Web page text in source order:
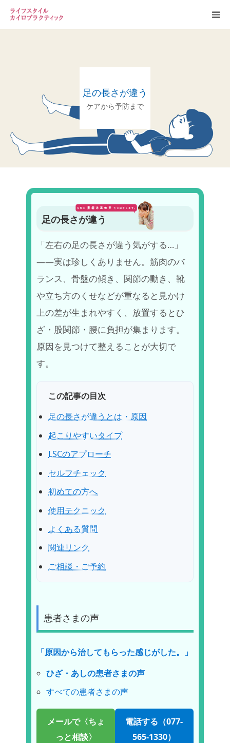
足の長さが違う
ケアから予防まで
足の長さが違う
「左右の足の長さが違う気がする…」
——実は珍しくありません。筋肉のバ
ランス、骨盤の傾き、関節の動き、靴
や立ち方のくせなどが重なると見かけ
上の差が生まれやすく、放置するとひ
ざ・股関節・腰に負担が集まります。
原因を見つけて整えることが大切で
す。
足の長さが違うとは・原因
起こりやすいタイプ
LSCのアプローチ
セルフチェック
初めての方へ
使用テクニック
よくある質問
関連リンク
ご相談・ご予約
患者さまの声
「原因から治してもらった感じがした。」
ひざ・あしの患者さまの声
すべての患者さまの声
メールで〈ちょ
っと相談〉
電話する（077-
565-1330）
スタッフ
カイロプラクティックについて